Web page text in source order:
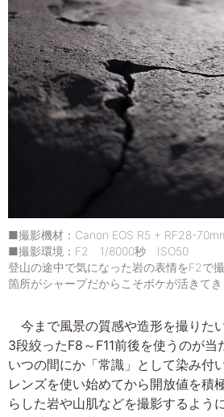
■撮影機材：Canon EOS R5 + RF28-
■撮影環境：F2 1/8000秒 ISO50
登山の途中で気になった岩の表情をF2で
箇所がシャープだからこそボケが活きてき
今まで風景の質感や造形を撮りた
3段絞ったF8～F11前後を使うのが当
いつの間にか「常識」として染み付
レンズを使い始めてから開放値を積
らした岩や山肌などを撮影するよう